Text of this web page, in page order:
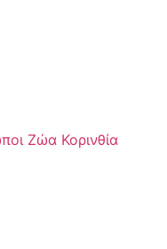
Ζώα Κορινθία